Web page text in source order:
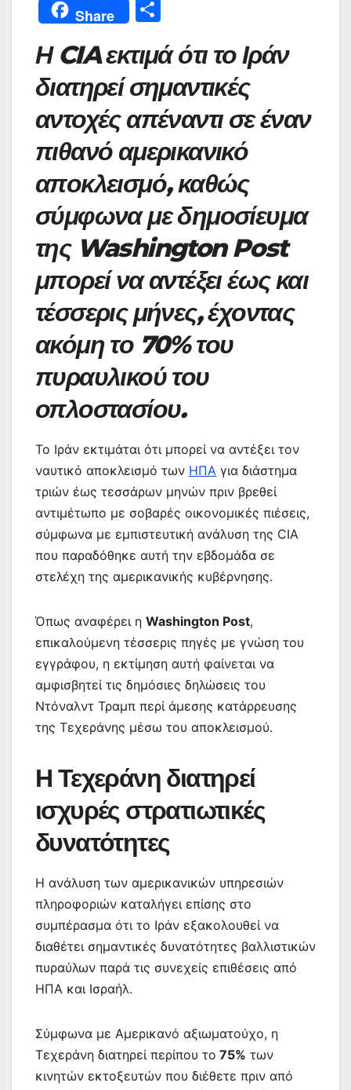
c
e
b
o
o
k
itt
er
at
s
A
p
p
ai
l
e
st
s
e
n
g
er
gr
m
Share
ρ
α
σ
τε
ίτ
ε
Η CIA εκτιμά ότι το Ιράν
διατηρεί σημαντικές
αντοχές απέναντι σε έναν
πιθανό αμερικανικό
αποκλεισμό, καθώς
σύμφωνα με δημοσίευμα
της Washington Post
μπορεί να αντέξει έως και
τέσσερις μήνες, έχοντας
ακόμη το 70% του
πυραυλικού του
οπλοστασίου.
Το Ιράν εκτιμάται ότι μπορεί να αντέξει τον
ναυτικό αποκλεισμό των ΗΠΑ για διάστημα
τριών έως τεσσάρων μηνών πριν βρεθεί
αντιμέτωπο με σοβαρές οικονομικές πιέσεις,
σύμφωνα με εμπιστευτική ανάλυση της CIA
που παραδόθηκε αυτή την εβδομάδα σε
στελέχη της αμερικανικής κυβέρνησης.
Όπως αναφέρει η Washington Post,
επικαλούμενη τέσσερις πηγές με γνώση του
εγγράφου, η εκτίμηση αυτή φαίνεται να
αμφισβητεί τις δημόσιες δηλώσεις του
Ντόναλντ Τραμπ περί άμεσης κατάρρευσης
της Τεχεράνης μέσω του αποκλεισμού.
Η Τεχεράνη διατηρεί
ισχυρές στρατιωτικές
δυνατότητες
Η ανάλυση των αμερικανικών υπηρεσιών
πληροφοριών καταλήγει επίσης στο
συμπέρασμα ότι το Ιράν εξακολουθεί να
διαθέτει σημαντικές δυνατότητες βαλλιστικών
πυραύλων παρά τις συνεχείς επιθέσεις από
ΗΠΑ και Ισραήλ.
Σύμφωνα με Αμερικανό αξιωματούχο, η
Τεχεράνη διατηρεί περίπου το 75% των
κινητών εκτοξευτών που διέθετε πριν από